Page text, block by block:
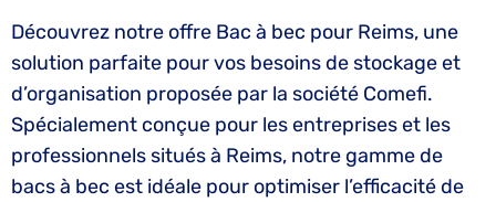
Découvrez notre offre Bac à bec pour Reims, une
solution parfaite pour vos besoins de stockage et
d’organisation proposée par la société Comefi.
Spécialement conçue pour les entreprises et les
professionnels situés à Reims, notre gamme de
bacs à bec est idéale pour optimiser l’efficacité de